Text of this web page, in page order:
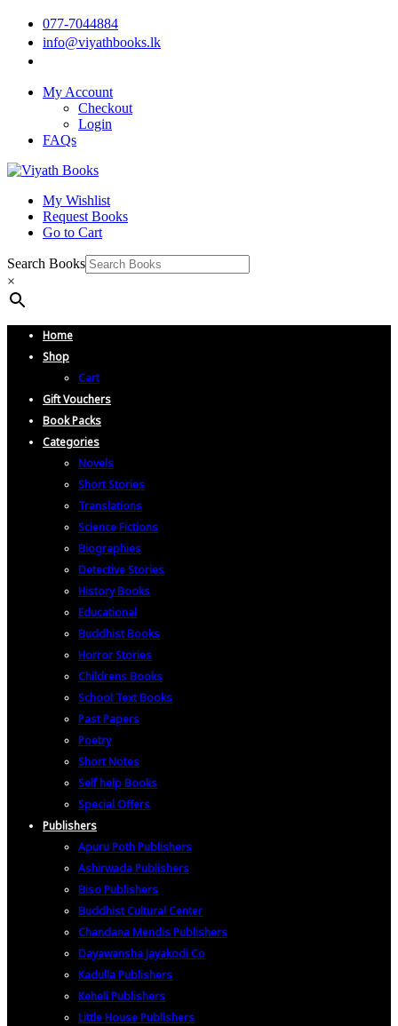
077-7044884
info@viyathbooks.lk
My Account
Checkout
Login
FAQs
My Wishlist
Request Books
Go to Cart
Search Books
×
Home
Shop
Cart
Gift Vouchers
Book Packs
Categories
Novels
Short Stories
Translations
Science Fictions
Biographies
Detective Stories
History Books
Educational
Buddhist Books
Horror Stories
Childrens Books
School Text Books
Past Papers
Poetry
Short Notes
Self help Books
Special Offers
Publishers
Apuru Poth Publishers
Ashirwada Publishers
Biso Publishers
Buddhist Cultural Center
Chandana Mendis Publishers
Dayawansha Jayakodi Co
Kadulla Publishers
Keheli Publishers
Little House Publishers